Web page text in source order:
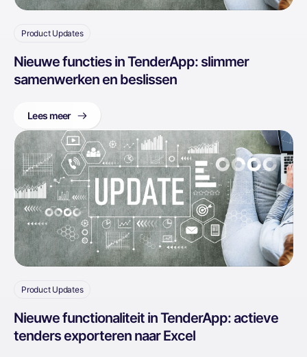
Product Updates
Nieuwe functies in TenderApp: slimmer
samenwerken en beslissen
Lees meer
Product Updates
Nieuwe functionaliteit in TenderApp: actieve
tenders exporteren naar Excel